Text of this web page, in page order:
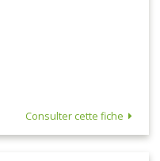
Consulter cette fiche